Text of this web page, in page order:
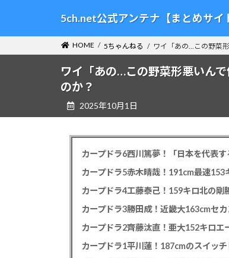
テ
ッ
ゲ
移
5ch.net公式アンテナ【まとめサイ
HOME 5ちゃんねる ワイ「あの…この野菜
ワイ「あの…この野菜形悪いん
のか？
2025年10月1日
カープドラ6西川篤夢！「日本を代表
カープドラ5赤木晴哉！191cm最速153
カープドラ4工藤泰己！159キロ北の剛
カープドラ3勝田成！近畿大163cmセ
カープドラ2齊藤汰直！亜大152キロエ